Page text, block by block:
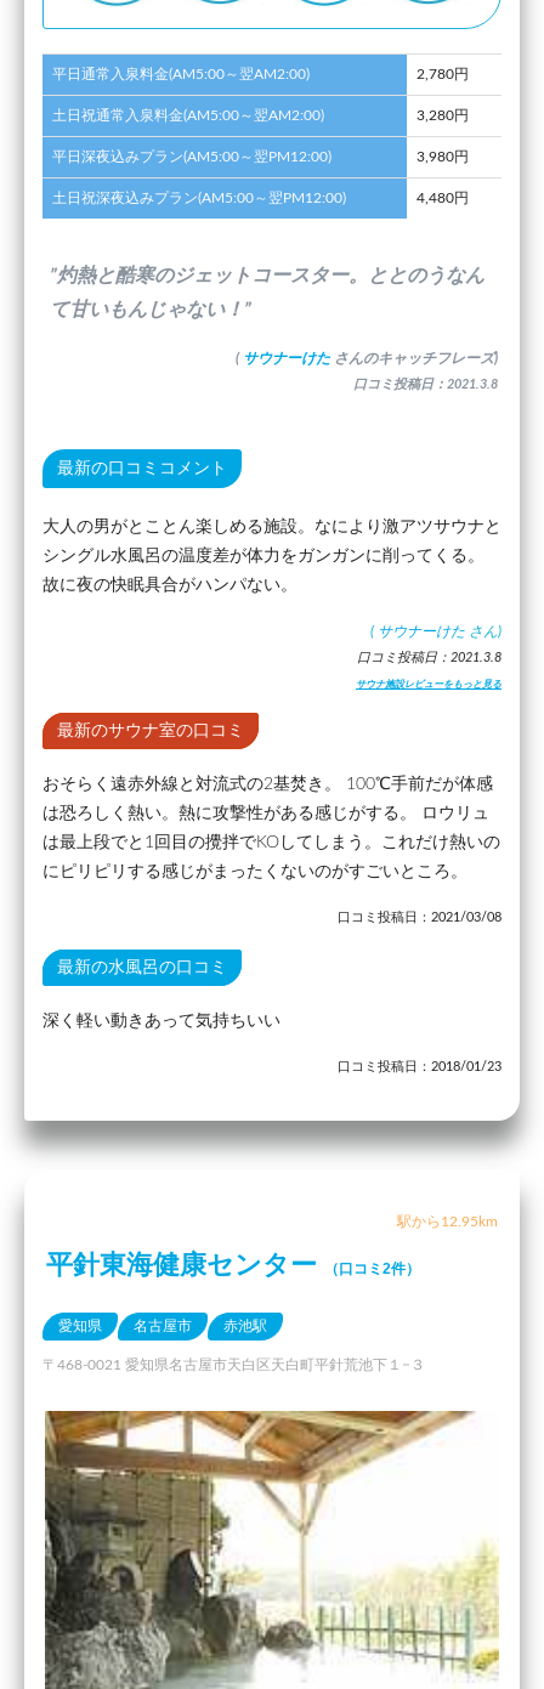
平日通常入泉料金(AM5:00～翌AM2:00) 2,780円
土日祝通常入泉料金(AM5:00～翌AM2:00) 3,280円
平日深夜込みプラン(AM5:00～翌PM12:00) 3,980円
土日祝深夜込みプラン(AM5:00～翌PM12:00) 4,480円
”灼熱と酷寒のジェットコースター。ととのうなん
て甘いもんじゃない！”
( サウナーけた さんのキャッチフレーズ)
口コミ投稿日：2021.3.8
最新の口コミコメント
大人の男がとことん楽しめる施設。なにより激アツサウナと
シングル水風呂の温度差が体力をガンガンに削ってくる。
故に夜の快眠具合がハンパない。
( サウナーけた さん)
口コミ投稿日：2021.3.8
サウナ施設レビューをもっと見る
最新のサウナ室の口コミ
おそらく遠赤外線と対流式の2基焚き。 100℃手前だが体感
は恐ろしく熱い。熱に攻撃性がある感じがする。 ロウリュ
は最上段でと1回目の攪拌でKOしてしまう。これだけ熱いの
にピリピリする感じがまったくないのがすごいところ。
口コミ投稿日：2021/03/08
最新の水風呂の口コミ
深く軽い動きあって気持ちいい
口コミ投稿日：2018/01/23
駅から12.95km
平針東海健康センター （口コミ2件）
愛知県 名古屋市 赤池駅
〒468-0021 愛知県名古屋市天白区天白町平針荒池下１−３